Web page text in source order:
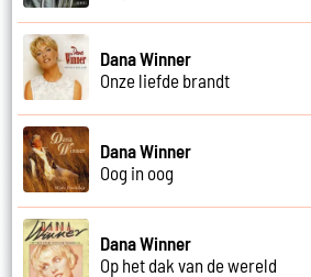
Dana Winner
Onze liefde brandt
Dana Winner
Oog in oog
Dana Winner
Op het dak van de wereld